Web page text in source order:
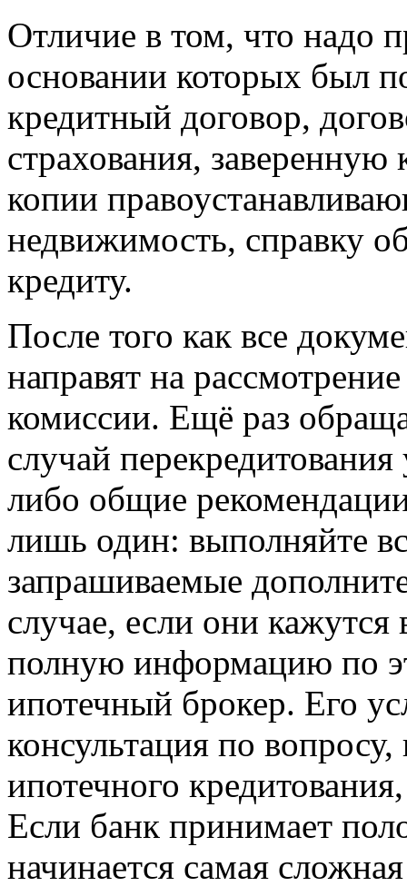
Отличие в том, что надо
основании которых был
кредитный договор,
страхования,
копии
недвижимость, справку
кредиту.
После того как все
направят на
комиссии. Ещё раз
случай
либо общие
лишь один: выполняйте
запрашиваемые
случае, если они
полную информацию по
ипотечный брокер. Его
консультация по
ипотечного
Если банк принимает
начинается самая